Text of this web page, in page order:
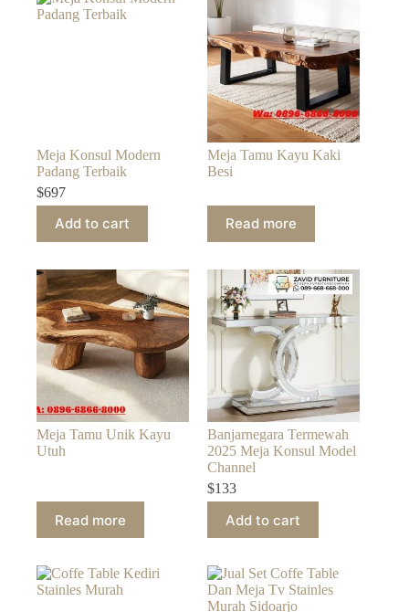
Meja Konsul Modern
Padang Terbaik
$697
Add to cart
Meja Tamu Kayu Kaki
Besi
Read more
Meja Tamu Unik Kayu
Utuh
Read more
Banjarnegara Termewah
2025 Meja Konsul Model
Channel
$133
Add to cart